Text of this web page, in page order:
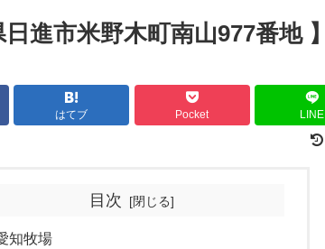
進市米野木町南山977番地 】
はてブ Pocket LINE
目次
知牧場